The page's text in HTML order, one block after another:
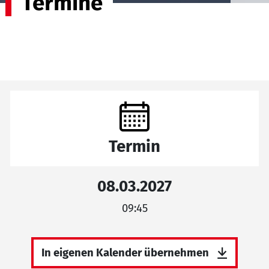
Termin
08.03.2027
09:45
In eigenen Kalender übernehmen